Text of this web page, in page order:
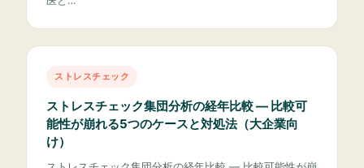
ストレスチェック
ストレスチェック集団分析の経年比較 — 比較可
能性が崩れる5つのケースと対処法（大企業向
け）